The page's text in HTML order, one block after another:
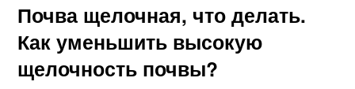
Почва щелочная, что делать.
Как уменьшить высокую
щелочность почвы?